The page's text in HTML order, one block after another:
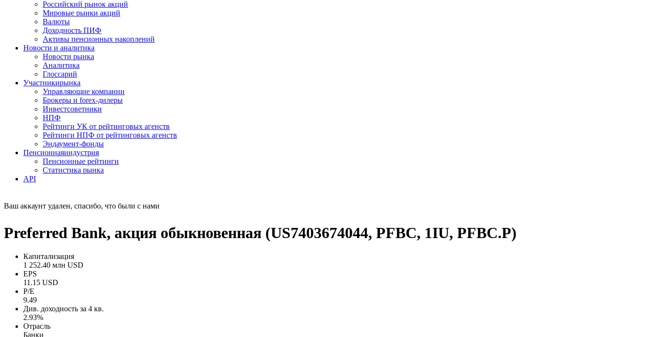
Российский рынок акций
Мировые рынки акций
Валюты
Доходность ПИФ
Активы пенсионных накоплений
Новости и аналитика
Новости рынка
Аналитика
Глоссарий
Участникирынка
Управляющие компании
Брокеры и forex-дилеры
Инвестсоветники
НПФ
Рейтинги УК от рейтинговых агенств
Рейтинги НПФ от рейтинговых агенств
Эндаумент-фонды
Пенсионнаяиндустрия
Пенсионные рейтинги
Статистика рынка
API
Ваш аккаунт удален, спасибо, что были с нами
Preferred Bank, акция обыкновенная (US7403674044, PFBC, 1IU, PFBC.P)
Капитализация
1 252.40 млн USD
EPS
11.15 USD
P/E
9.49
Див. доходность за 4 кв.
2.93%
Отрасль
Банки